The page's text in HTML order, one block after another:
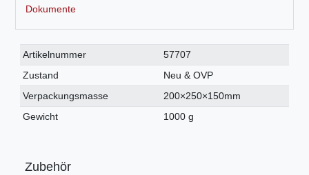
Dokumente
Technisches
Merkmal
Wert
Artikelnummer
57707
Zustand
Neu & OVP
Verpackungsmasse
200×250×150mm
Gewicht
1000 g
Zubehör